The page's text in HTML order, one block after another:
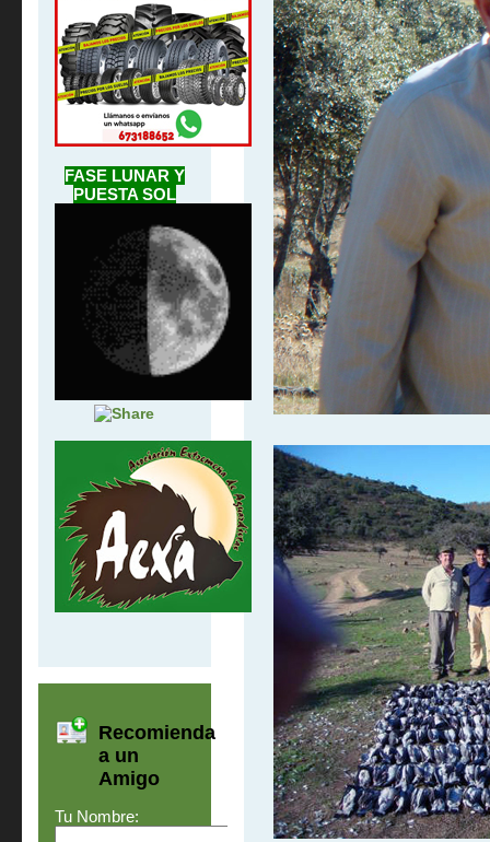
FASE LUNAR Y
PUESTA SOL
Recomienda
a un
Amigo
Tu Nombre: